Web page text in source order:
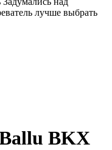
лучше выбрать
BKX